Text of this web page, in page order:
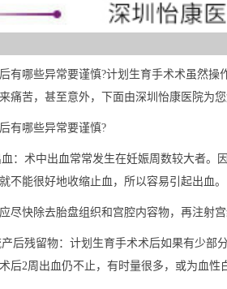
有哪些异常要谨慎?计划生育手术术虽然
痛苦，甚至意外，下面由深圳怡康医院为您
哪些异常要谨慎?
术中出血常常发生在妊娠周数较大者。因
不能很好地收缩止血，所以容易引起出血。
快除去胎盘组织和宫腔内容物，再注射宫
残留物：计划生育手术术后如果有少部分
后2周出血仍不止，有时量很多，或为血性